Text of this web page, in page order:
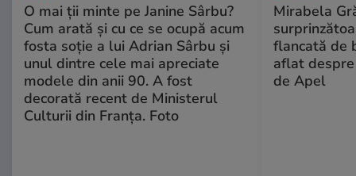
O mai ții minte pe Janine Sârbu?
Cum arată și cu ce se ocupă acum
fosta soție a lui Adrian Sârbu și
unul dintre cele mai apreciate
modele din anii 90. A fost
decorată recent de Ministerul
Culturii din Franța. Foto
Mirabela
flancată de
aflat
de Apel